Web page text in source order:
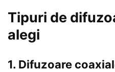
Tipuri de
alegi
1. Difuzoare